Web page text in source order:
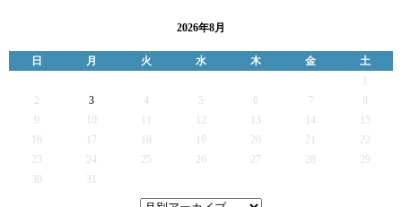
2026年8月
日 月 火 水 木 金
土
2
3 4 5 6 7
9
12 13 14
15
16
17 19 20 21
22
23
24 25 26 27 28
29
30
31